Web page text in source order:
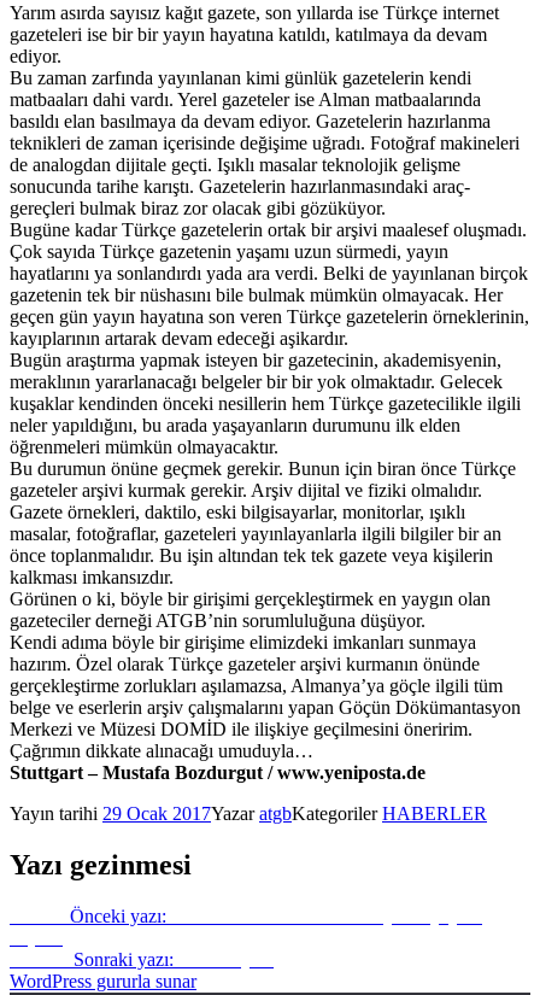
Yarım asırda sayısız kağıt gazete, son yıllarda ise Türkçe internet
gazeteleri ise bir bir yayın hayatına katıldı, katılmaya da devam
ediyor.
Bu zaman zarfında yayınlanan kimi günlük gazetelerin kendi
matbaaları dahi vardı. Yerel gazeteler ise Alman matbaalarında
basıldı elan basılmaya da devam ediyor. Gazetelerin hazırlanma
teknikleri de zaman içerisinde değişime uğradı. Fotoğraf makineleri
de analogdan dijitale geçti. Işıklı masalar teknolojik gelişme
sonucunda tarihe karıştı. Gazetelerin hazırlanmasındaki araç-
gereçleri bulmak biraz zor olacak gibi gözüküyor.
Bugüne kadar Türkçe gazetelerin ortak bir arşivi maalesef oluşmadı.
Çok sayıda Türkçe gazetenin yaşamı uzun sürmedi, yayın
hayatlarını ya sonlandırdı yada ara verdi. Belki de yayınlanan birçok
gazetenin tek bir nüshasını bile bulmak mümkün olmayacak. Her
geçen gün yayın hayatına son veren Türkçe gazetelerin örneklerinin,
kayıplarının artarak devam edeceği aşikardır.
Bugün araştırma yapmak isteyen bir gazetecinin, akademisyenin,
meraklının yararlanacağı belgeler bir bir yok olmaktadır. Gelecek
kuşaklar kendinden önceki nesillerin hem Türkçe gazetecilikle ilgili
neler yapıldığını, bu arada yaşayanların durumunu ilk elden
öğrenmeleri mümkün olmayacaktır.
Bu durumun önüne geçmek gerekir. Bunun için biran önce Türkçe
gazeteler arşivi kurmak gerekir. Arşiv dijital ve fiziki olmalıdır.
Gazete örnekleri, daktilo, eski bilgisayarlar, monitorlar, ışıklı
masalar, fotoğraflar, gazeteleri yayınlayanlarla ilgili bilgiler bir an
önce toplanmalıdır. Bu işin altından tek tek gazete veya kişilerin
kalkması imkansızdır.
Görünen o ki, böyle bir girişimi gerçekleştirmek en yaygın olan
gazeteciler derneği ATGB’nin sorumluluğuna düşüyor.
Kendi adıma böyle bir girişime elimizdeki imkanları sunmaya
hazırım. Özel olarak Türkçe gazeteler arşivi kurmanın önünde
gerçekleştirme zorlukları aşılamazsa, Almanya’ya göçle ilgili tüm
belge ve eserlerin arşiv çalışmalarını yapan Göçün Dökümantasyon
Merkezi ve Müzesi DOMİD ile ilişkiye geçilmesini öneririm.
Çağrımın dikkate alınacağı umuduyla…
Stuttgart – Mustafa Bozdurgut /www.yeniposta.de
Yayın tarihi 29 Ocak 2017YazaratgbKategorilerHABERLER
Yazı gezinmesi
Önceki yazı:
Sonraki yazı:
WordPress gururla sunar